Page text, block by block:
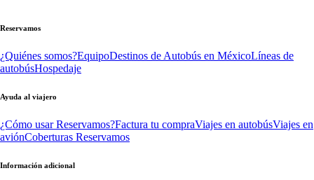
Reservamos
¿Quiénes somos?EquipoDestinos de Autobús en MéxicoLíneas de
autobúsHospedaje
Ayuda al viajero
¿Cómo usar Reservamos?Factura tu compraViajes en autobúsViajes en
aviónCoberturas Reservamos
Información adicional